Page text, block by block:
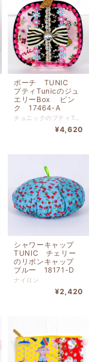
ポーチ TUNIC
プティTunicのジュ
エリーBox ピン
ク 17464-A
チュニックのプティTunicのジュエリーBox ピンク です。 表プリント ポリエステル 表花柄 綿 裏地 ナイロン 高さ１１ｃｍ x 幅１１ｃｍ x マチ３ｃｍ
¥4,620
シャワーキャップ
TUNIC チェリー
のリボンキャップ
ブルー 18171-D
ナイロン
¥2,420